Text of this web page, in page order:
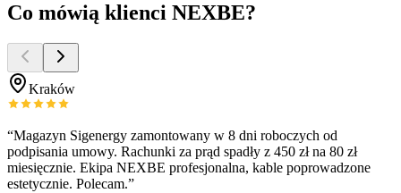
Co mówią klienci NEXBE?
Kraków
“Magazyn Sigenergy zamontowany w 8 dni roboczych od
podpisania umowy. Rachunki za prąd spadły z 450 zł na 80 zł
miesięcznie. Ekipa NEXBE profesjonalna, kable poprowadzone
estetycznie. Polecam.”